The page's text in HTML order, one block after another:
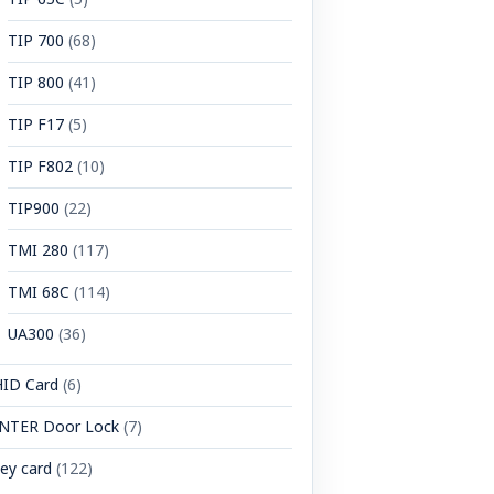
TIP 700 (68)
TIP 800 (41)
TIP F17(5)
TIP F802(10)
TIP900 (22)
TMI 280 (117)
TMI 68C (114)
UA300 (36)
Card (6)
Door Lock(7)
card (122)